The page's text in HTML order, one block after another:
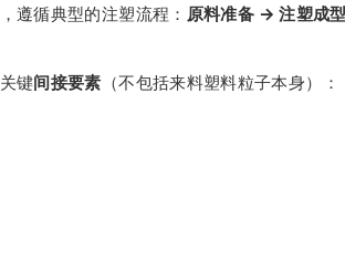
遵循典型的注塑流程： 原料准备 → 注塑成
键间接要素 （不包括来料塑料粒子本身）：